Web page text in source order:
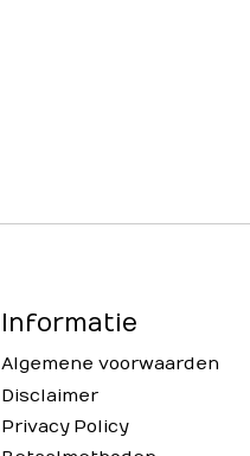
Informatie
Algemene voorwaarden
Disclaimer
Privacy Policy